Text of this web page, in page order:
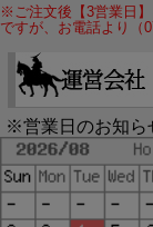
※ご注文後【3営業日
ですが、お電話より（
※営業日のお知